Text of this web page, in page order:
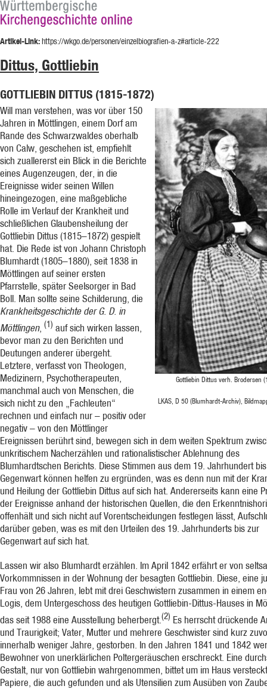
Artikel-Link:https://wkgo.de/personen/einzelbiografien-a-z#article-222
Dittus, Gottliebin
GOTTLIEBIN DITTUS (1815-1872)
Gottliebin Dittus verh. Brodersen
LKAS, D 50 (Blumhardt-Archiv),
Will man verstehen, was vor über 150
Jahren in Möttlingen, einem Dorf am
Rande des Schwarzwaldes oberhalb
von Calw, geschehen ist, empfiehlt
sich zuallererst ein Blick in die Berichte
eines Augenzeugen, der, in die
Ereignisse wider seinen Willen
hineingezogen, eine maßgebliche
Rolle im Verlauf der Krankheit und
schließlichen Glaubensheilung der
Gottliebin Dittus (1815–1872) gespielt
hat. Die Rede ist von Johann Christoph
Blumhardt (1805–1880), seit 1838 in
Möttlingen auf seiner ersten
Pfarrstelle, später Seelsorger in Bad
Boll. Man sollte seine Schilderung, die
Krankheitsgeschichte der G. D. in
Möttlingen, (1) auf sich wirken lassen,
bevor man zu den Berichten und
Deutungen anderer übergeht.
Letztere, verfasst von Theologen,
Medizinern, Psychotherapeuten,
manchmal auch von Menschen, die
sich nicht zu den „Fachleuten“
rechnen und einfach nur – positiv oder
negativ – von den Möttlinger
Ereignissen berührt sind, bewegen sich in dem weiten Spektrum
unkritischem Nacherzählen und rationalistischer Ablehnung des
Blumhardtschen Berichts. Diese Stimmen aus dem 19. Jahrhundert
Gegenwart können helfen zu ergründen, was es denn nun mit der
und Heilung der Gottliebin Dittus auf sich hat. Andererseits kann eine
der Ereignisse anhand der historischen Quellen, die den
offenhält und sich nicht auf Vorentscheidungen festlegen lässt,
darüber geben, was es mit den Urteilen des 19. Jahrhunderts bis zur
Gegenwart auf sich hat.
Lassen wir also Blumhardt erzählen. Im April 1842 erfährt er von
Vorkommnissen in der Wohnung der besagten Gottliebin. Diese, eine
Frau von 26 Jahren, lebt mit drei Geschwistern zusammen in einem
Logis, dem Untergeschoss des heutigen Gottliebin-Dittus-Hauses in
das seit 1988 eine Ausstellung beherbergt.(2) Es herrscht drückende
und Traurigkeit; Vater, Mutter und mehrere Geschwister sind kurz
innerhalb weniger Jahre, gestorben. In den Jahren 1841 und 1842
Bewohner von unerklärlichen Poltergeräuschen erschreckt. Eine
Gestalt, nur von Gottliebin wahrgenommen, bittet um im Haus
Papiere, die auch gefunden und als Utensilien zum Ausüben von